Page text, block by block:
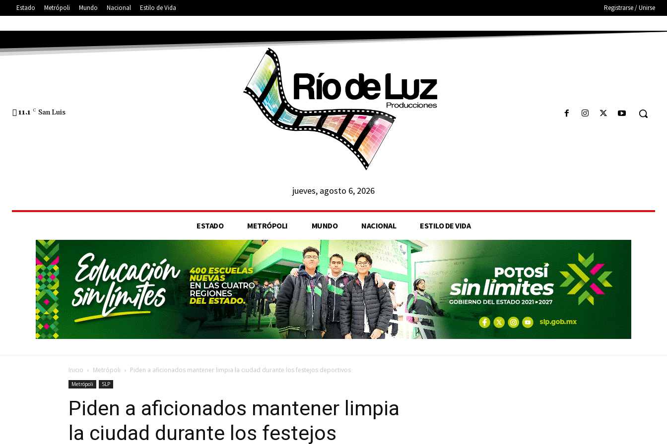
Estado Metrópoli Mundo Nacional Estilo de Vida Registrarse / Unirse
11.1 C San Luis
jueves, agosto 6, 2026
ESTADO METRÓPOLI MUNDO NACIONAL ESTILO DE VIDA
Inicio Metrópoli Piden a aficionados mantener limpia la ciudad durante los festejos deportivos
Metrópoli SLP
Piden a aficionados mantener limpia
la ciudad durante los festejos